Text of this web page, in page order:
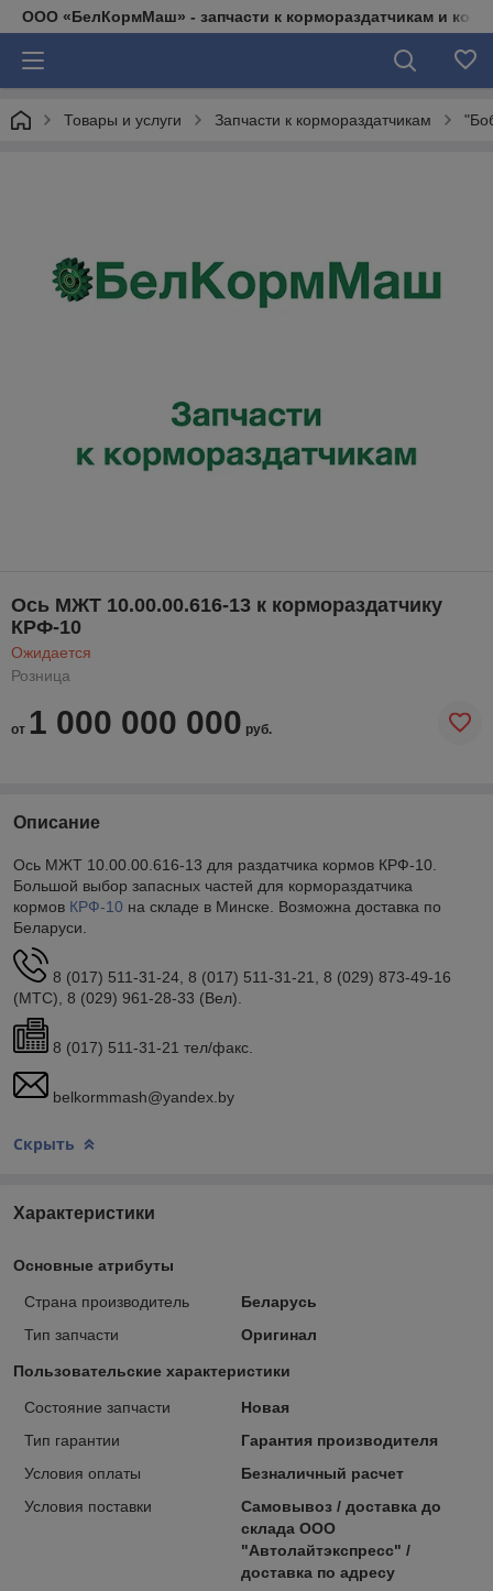
ООО «БелКормМаш» - запчасти к кормораздатчикам и
Товары и услуги Запчасти к кормораздатчикам
Ось МЖТ 10.00.00.616-13 к кормораздатчику
КРФ-10
Ожидается
Розница
от 1 000 000 000 руб.
Описание
Ось МЖТ 10.00.00.616-13 для раздатчика кормов КРФ-10.
Большой выбор запасных частей для кормораздатчика
кормов КРФ-10 на складе в Минске. Возможна доставка по
Беларуси.
8 (017) 511-31-24, 8 (017) 511-31-21, 8 (029) 873-49-16
(МТС), 8 (029) 961-28-33 (Вел).
8 (017) 511-31-21 тел/факс.
belkormmash@yandex.by
Скрыть
Характеристики
Основные атрибуты
Страна производитель
Беларусь
Тип запчасти
Оригинал
Пользовательские характеристики
Состояние запчасти
Новая
Тип гарантии
Гарантия производителя
Условия оплаты
Безналичный расчет
Условия поставки
Самовывоз / доставка до
склада ООО
"Автолайтэкспресс" /
доставка по адресу